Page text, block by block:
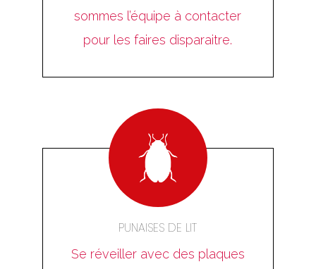
sommes l’équipe à contacter
pour les faires disparaitre.
PUNAISES DE LIT
Se réveiller avec des plaques